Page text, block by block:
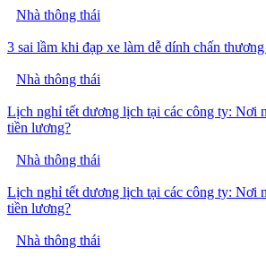
Nhà thông thái
3 sai lầm khi đạp xe làm dễ dính chấn
Nhà thông thái
Lịch nghỉ tết dương lịch tại các công ty: Nơi
tiền lương?
Nhà thông thái
Lịch nghỉ tết dương lịch tại các công ty: Nơi
tiền lương?
Nhà thông thái